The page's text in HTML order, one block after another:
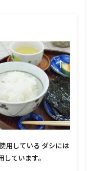
用している ダシには
しています。